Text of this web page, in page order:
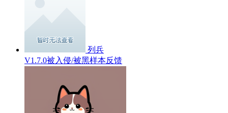
列兵
V1.7.0被入侵/被黑样本反馈